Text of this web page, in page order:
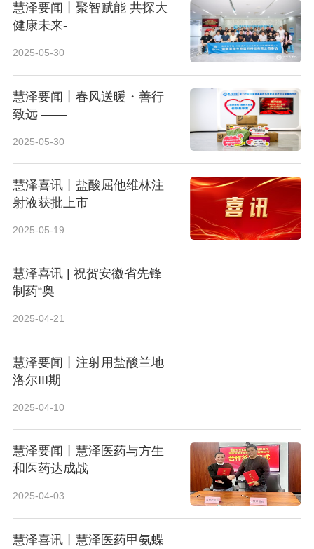
慧泽要闻丨聚智赋能 共探大
健康未来-
2025-05-30
慧泽要闻丨春风送暖・善行
致远 ——
2025-05-30
慧泽喜讯丨盐酸屈他维林注
射液获批上市
2025-05-19
慧泽喜讯 | 祝贺安徽省先锋
制药“奥
2025-04-21
慧泽要闻丨注射用盐酸兰地
洛尔III期
2025-04-10
慧泽要闻丨慧泽医药与方生
和医药达成战
2025-04-03
慧泽喜讯丨慧泽医药甲氨蝶